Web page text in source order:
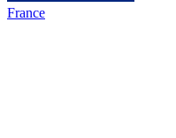
France